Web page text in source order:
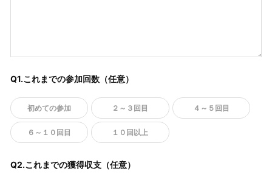
Q1.これまでの参加回数（任意）
初めての参加 ２～３回目 ４～５回目
６～１０回目 １０回以上
Q2.これまでの獲得収支（任意）